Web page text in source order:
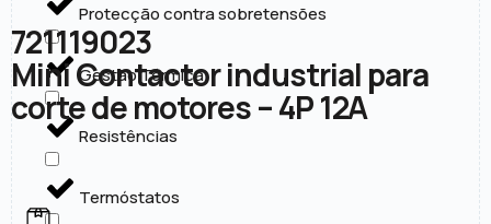
Protecção contra sobretensões
Gestão Térmica
Resistências
Termóstatos
721119023
Mini Contactor industrial para
corte de motores – 4P 12A